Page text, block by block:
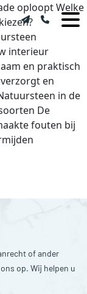
oploopt Welke
interieur
en praktisch
en
in de
De
fouten bij
of ander
op. Wij helpen u